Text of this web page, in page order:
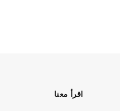
اقرأ معنا